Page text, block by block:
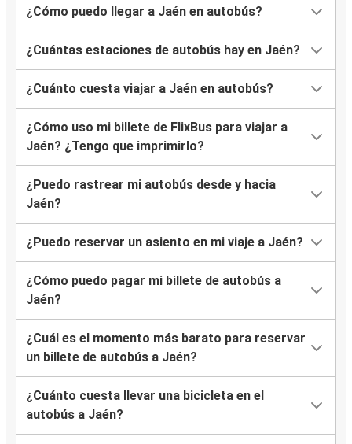
¿Cómo puedo llegar a Jaén en autobús?
¿Cuántas estaciones de autobús hay en Jaén?
¿Cuánto cuesta viajar a Jaén en autobús?
¿Cómo uso mi billete de FlixBus para viajar a
Jaén? ¿Tengo que imprimirlo?
¿Puedo rastrear mi autobús desde y hacia
Jaén?
¿Puedo reservar un asiento en mi viaje a Jaén?
¿Cómo puedo pagar mi billete de autobús a
Jaén?
¿Cuál es el momento más barato para reservar
un billete de autobús a Jaén?
¿Cuánto cuesta llevar una bicicleta en el
autobús a Jaén?